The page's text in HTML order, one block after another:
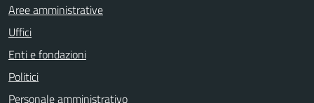
Aree amministrative
Uffici
Enti e fondazioni
Politici
Personale amministrativo